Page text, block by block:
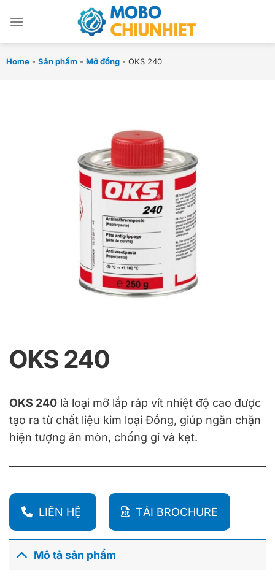
đến
Home - Sản phẩm - Mỡ đồng - OKS 240
OKS 240
OKS 240 là loại mỡ lắp ráp vít nhiệt độ cao được
tạo ra từ chất liệu kim loại Đồng, giúp ngăn chặn
hiện tượng ăn mòn, chống gỉ và kẹt.
LIÊN HỆ TẢI BROCHURE
Mô tả sản phẩm